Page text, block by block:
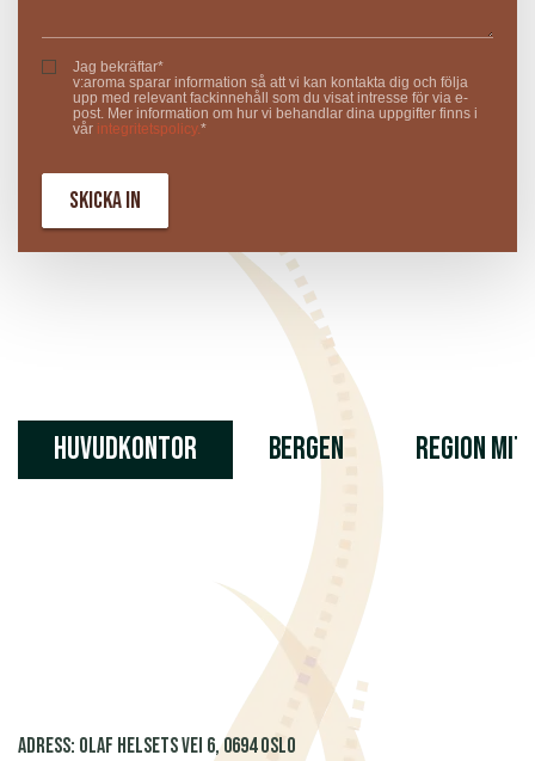
Jag bekräftar*
v:aroma sparar information så att vi kan kontakta dig och följa
upp med relevant fackinnehåll som du visat intresse för via e-
post. Mer information om hur vi behandlar dina uppgifter finns i
vår integritetspolicy.*
Huvudkontor BERGEN Region
Adress: olaf helsets vei 6, 0694 Oslo